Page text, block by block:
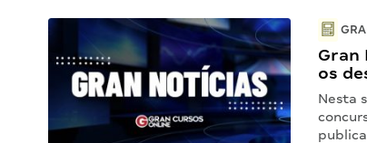
Gran
os
Nesta